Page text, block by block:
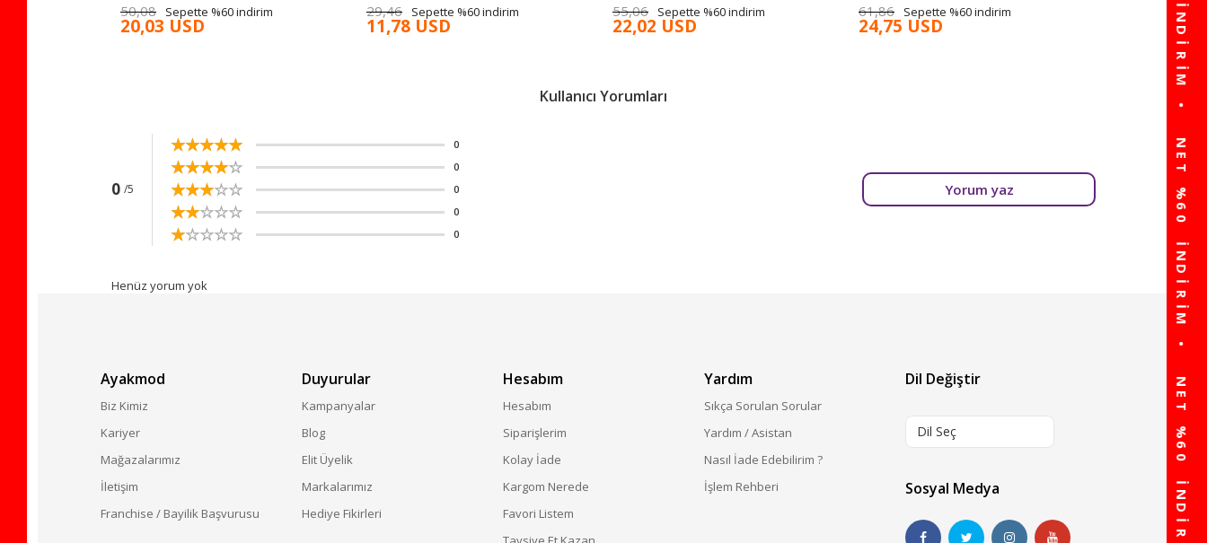
50,08 Sepette %60 indirim
20,03 USD
29,46 Sepette %60 indirim
11,78 USD
55,06 Sepette %60 indirim
22,02 USD
61,86 Sepette %60 indirim
24,75 USD
Kullanıcı Yorumları
0 /5
☆☆☆☆☆
★★★★★ 0
☆☆☆☆☆
★★★★★ 0
☆☆☆☆☆
★★★★★ 0
☆☆☆☆☆
★★★★★ 0
☆☆☆☆☆
★★★★★ 0
Yorum yaz
Henüz yorum yok
Ayakmod
Biz Kimiz
Kariyer
Mağazalarımız
İletişim
Franchise / Bayilik Başvurusu
Duyurular
Kampanyalar
Blog
Elit Üyelik
Markalarımız
Hediye Fikirleri
Hesabım
Hesabım
Siparişlerim
Kolay İade
Kargom Nerede
Favori Listem
Yardım
Sıkça Sorulan Sorular
Yardım / Asistan
Nasıl İade Edebilirim ?
İşlem Rehberi
Dil Değiştir
Dil Seç
Sosyal Medya